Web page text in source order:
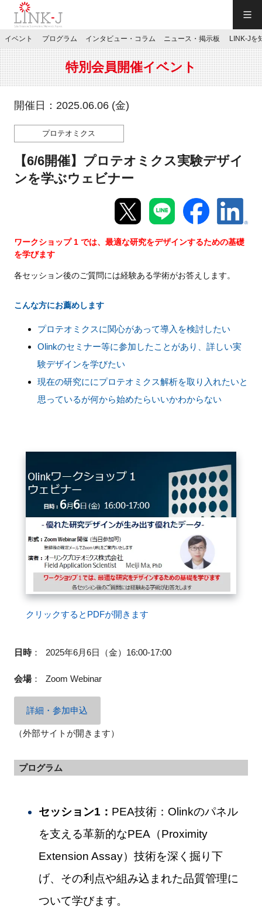
JP／EN
特別会員専用メニュー
施設ご予約
マイページ
新規登録
プログラム
インタビュー・コラム
施設・アクセス
イベントお知らせメール登録
閉じる
イベント プログラム インタビュー・コラム ニュース・掲示板 LINK-Jを
特別会員開催イベント
開催日：2025.06.06 (金)
プロテオミクス
【6/6開催】プロテオミクス実験デザイ
ンを学ぶウェビナー
ワークショップ 1 では、最適な研究をデザインするための基礎
を学びます
各セッション後のご質問には経験ある学術がお答えします。
こんな方にお薦めします
プロテオミクスに関心があって導入を検討したい
Olinkのセミナー等に参加したことがあり、詳しい実
験デザインを学びたい
現在の研究ににプロテオミクス解析を取り入れたいと
思っているが何から始めたらいいかわからない
クリックするとPDFが開きます
日時： 2025年6月6日（金）16:00-17:00
会場： Zoom Webinar
詳細・参加申込
（外部サイトが開きます）
プログラム
セッション1： PEA技術：Olinkのパネル
を支える革新的なPEA（Proximity
Extension Assay）技術を深く掘り下
げ、その利点や組み込まれた品質管理に
ついて学びます。